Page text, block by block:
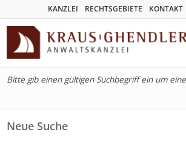
KANZLEI RECHTSGEBIETE KONTAKT
Bitte gib einen gültigen Suchbegriff ein um
Neue Suche